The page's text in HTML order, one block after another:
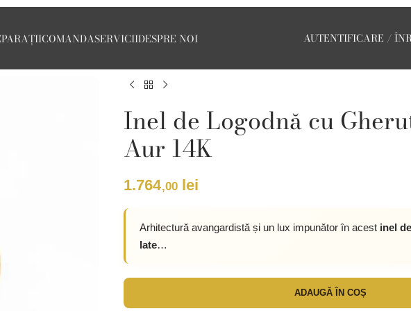
COMANDASERVICIIDESPRE NOI AUTENTIFICARE /
Inel de Logodnă cu
Aur 14K
1.764,00lei
Arhitectură avangardistă și un lux impunător în acest inel
late…
ADAUGĂ ÎN COȘ